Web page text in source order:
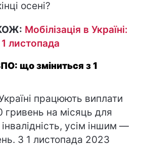
осені?
Мобілізація в Україні:
листопада
що зміниться з 1
працюють виплати
на місяць для
інвалідність, усім іншим —
З 1 листопада 2023